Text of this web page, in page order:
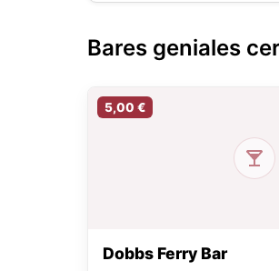
Bares geniales
5,00 €
Dobbs Ferry Bar